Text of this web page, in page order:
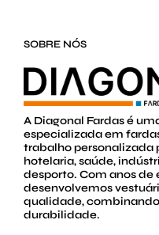
SOBRE NÓS
A Diagonal Fardas é
especializada em
trabalho personalizada
hotelaria, saúde,
desporto. Com anos
desenvolvemos
qualidade,
durabilidade.